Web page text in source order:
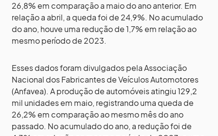
26,8% em comparação a maio do ano anterior. Em
relação a abril, a queda foi de 24,9%. No acumulado
do ano, houve uma redução de 1,7% em relação ao
mesmo período de 2023.
Esses dados foram divulgados pela Associação
Nacional dos Fabricantes de Veículos Automotores
(Anfavea). A produção de automóveis atingiu 129,2
mil unidades em maio, registrando uma queda de
26,2% em comparação ao mesmo mês do ano
passado. No acumulado do ano, a redução foi de